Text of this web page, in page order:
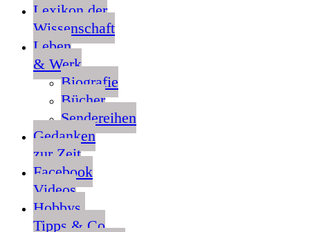
Lexikon der
Wissenschaft
Leben
& Werk
Biografie
Bücher
Sendereihen
Gedanken
zur Zeit
Facebook
Videos
Hobbys,
Tipps & Co